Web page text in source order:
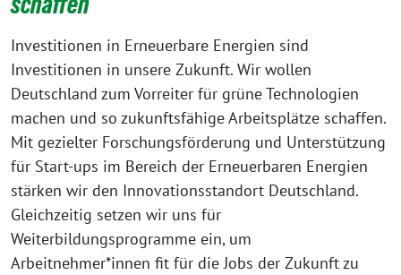
Investitionen in Erneuerbare Energien sind
Investitionen in unsere Zukunft. Wir wollen
Deutschland zum Vorreiter für grüne Technologien
machen und so zukunftsfähige Arbeitsplätze schaffen.
Mit gezielter Forschungsförderung und Unterstützung
für Start-ups im Bereich der Erneuerbaren Energien
stärken wir den Innovationsstandort Deutschland.
Gleichzeitig setzen wir uns für
Weiterbildungsprogramme ein, um
Arbeitnehmer*innen fit für die Jobs der Zukunft zu